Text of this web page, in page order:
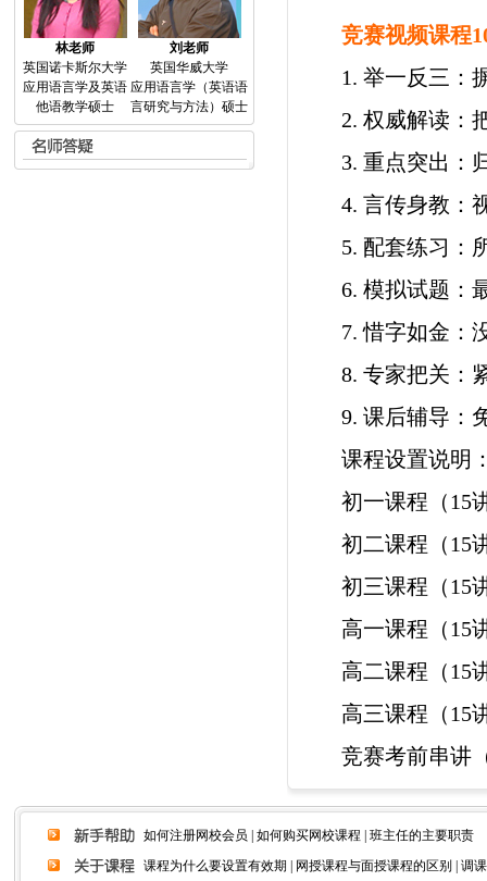
林老师
刘老师
英国诺卡斯尔大学
英国华威大学
应用语言学及英语
他语教学硕士
应用语言学（英语语
言研究与方法）硕士
竞赛视频课程
1. 举一反三：摒
2. 权威解读：把
3. 重点突出：归
4. 言传身教：视
5. 配套练习：所
6. 模拟试题：最
7. 惜字如金：没
8. 专家把关：紧
9. 课后辅导：
课程设置说明
初一课程（15
初二课程（15
初三课程（15
高一课程（15
高二课程（15
高三课程（15
竞赛考前串讲
如何注册网校会员 如何购买网校课程 | 班主任的主要职责
课程为什么要设置有效期
网授课程与面授课程的区别 | 调